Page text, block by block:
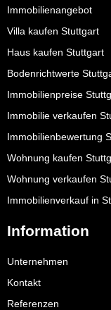
Immobilienangebot
Villa kaufen Stuttgart
Haus kaufen Stuttgart
Bodenrichtwerte
Immobilienpreise
Immobilie verkaufen
Immobilienbewertung
Wohnung kaufen
Wohnung verkaufen
Immobilienverkauf in
Information
Unternehmen
Kontakt
Referenzen